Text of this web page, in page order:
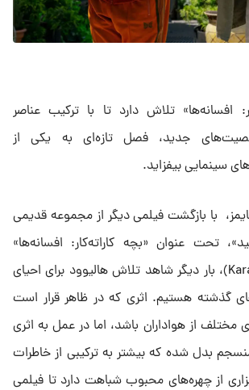
افسانه‌ها» تلاش دارد تا با ترکیب عناصر
جدید، فصل تازه‌ای به یکی از
سینمایی بیفزاید.
با بازگشت فیلمی دیگر از مجموعه قدیمی
تحت عنوان «بچه کاراته‌کار: افسانه‌ها»
(Karate Kid: Legends)، بار دیگر شاهد تلاش هالیوود برای احیای
گذشته هستیم. اثری که در ظاهر قرار است
از هواداران باشد، اما در عمل به اثری
بدل شده که بیشتر به ترکیبی از خاطرات
از چهره‌های محبوب شباهت دارد تا فیلمی